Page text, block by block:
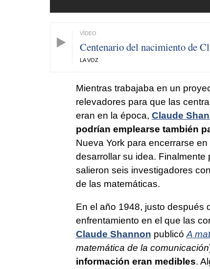
Centenario del nacimiento de
LA VOZ
Mientras trabajaba en un
relevadores para que las
eran en la época, Claude
podrían emplearse también
Nueva York para encerrarse
desarrollar su idea.
salieron seis investigadores
de las matemáticas.
En el año 1948, justo después
enfrentamiento en el que las
Claude Shannon publicó A
matemática de la comunicación
información eran medibles.